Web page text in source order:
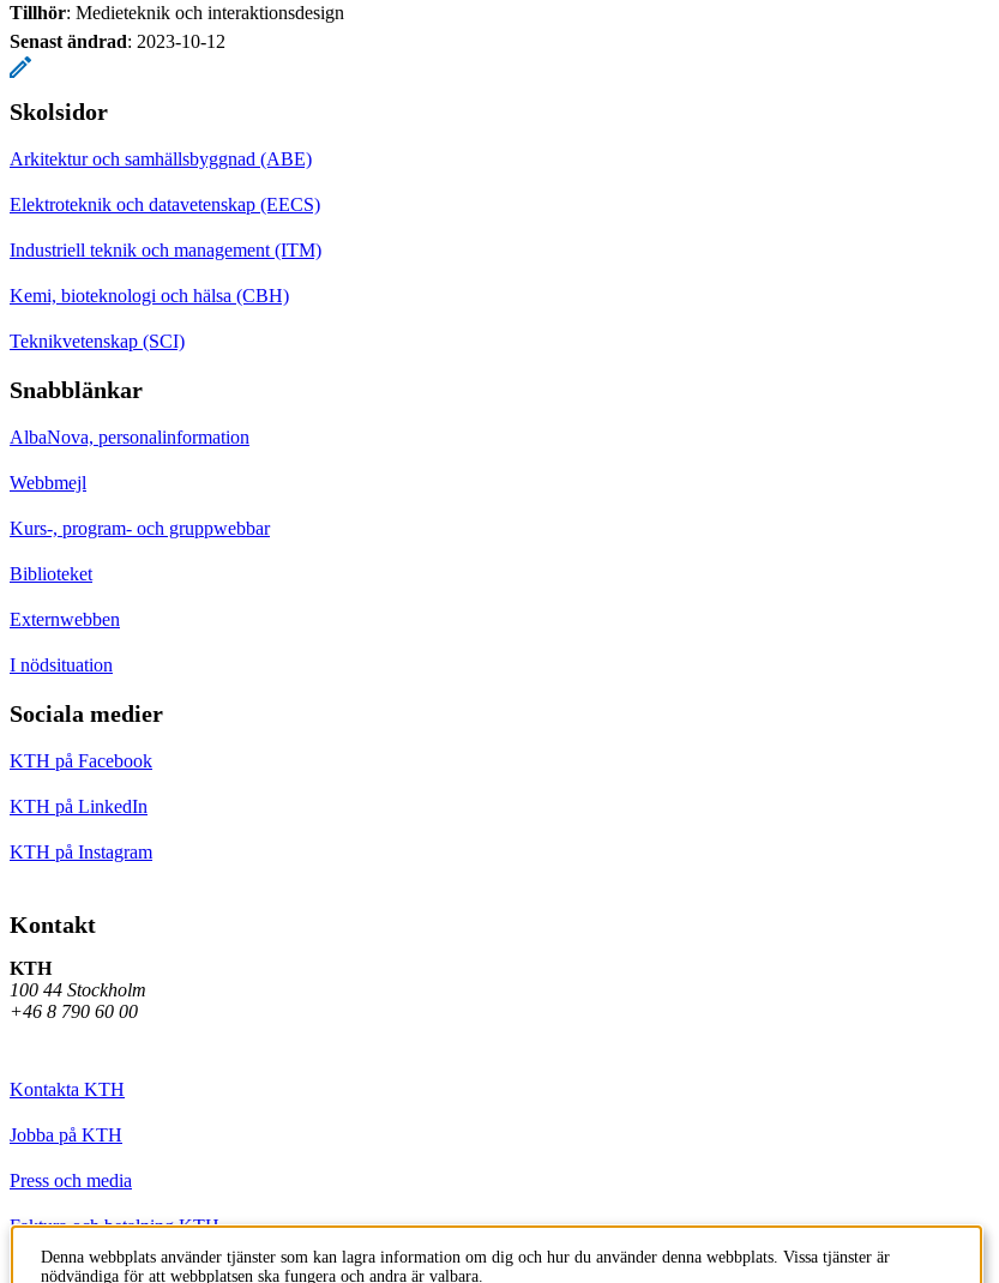
Tillhör: Medieteknik och interaktionsdesign
Senast ändrad: 2023-10-12
Skolsidor
Arkitektur och samhällsbyggnad (ABE)
Elektroteknik och datavetenskap (EECS)
Industriell teknik och management (ITM)
Kemi, bioteknologi och hälsa (CBH)
Teknikvetenskap (SCI)
Snabblänkar
AlbaNova, personalinformation
Webbmejl
Kurs-, program- och gruppwebbar
Biblioteket
Externwebben
I nödsituation
Sociala medier
KTH på Facebook
KTH på LinkedIn
KTH på Instagram
Kontakt
KTH
100 44 Stockholm
+46 8 790 60 00
Kontakta KTH
Jobba på KTH
Press och media
Faktura och betalning KTH
Om KTH:s webbplatser
Denna webbplats använder tjänster som kan lagra information om dig och hur du använder denna webbplats. Vissa tjänster är
nödvändiga för att webbplatsen ska fungera och andra är valbara.